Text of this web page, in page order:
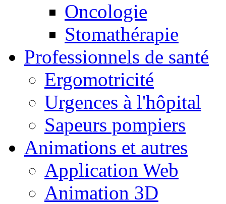
Oncologie
Stomathérapie
Professionnels de santé
Ergomotricité
Urgences à l'hôpital
Sapeurs pompiers
Animations et autres
Application Web
Animation 3D